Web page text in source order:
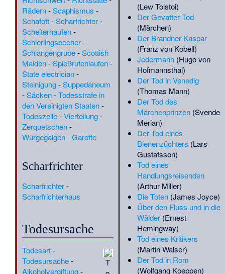
Salkind
·Arthur Ashe
Schahīd ath-Thānī·Asservat
Astiruwa·Attaphol
Buspakom·Auferstehung·
August Lenz (Bankier)·
August Sieghardt·August
von Verschuer·Auguste de
Saint-Hilaire·Augustin Xavier
·Avichai Rontzki
Aziz Nesin·Aššur-mutakkil
Balthasar Stolberg·Bartol
Beibulat Taimijew
Benedikt Kuner·Bernardino
·Bernardino della
·Bernardo Soto Alfaro
Bernd Wolf (Maler)
Bernhard Hempel·Bernhard
Lakebrink·Berta von
Arnsberg·Bertha Schulze ·
Bertha von Morvois·Berthold
Deimling·Berthold I.
(Breisgau)·Berthold Otto
Berthold Stokvis· Beryl
Penrose·Birgit Åkesson
Bjǫrn Ásbrandsson ·
Bombenanschlag auf der
Rädern-Scaphismus -
Schafott-Scharfrichter-
Scheiterhaufen-
Schierlingsbecher-
Schlangengrube-Scottish
Maiden-Spießrutenlaufen-
State electrician-
Steinigung-Suppedaneum
-Säcken-Todesstrafe in
den Vereinigten Staaten-
Todeszelle-Vierteilung-
Zerquetschen-
Würgegalgen-Garotte
Scharfrichter
Scharfrichter-
Scharfrichterhaus
Todesursache
T
Todesart-
Todesursache-
Alkoholvergiftung-
(Lew Tolstoi)
Der Gevatter Tod
(Märchen)
Der Brandner Kaspar
(Franz von Kobell)
Jedermann(Hugo von
Hofmannsthal)
Der Tod in Venedig
(Thomas Mann)
Der Tod des
Märchenprinzen(Svende
Merian)
Der Tod eines
Bienenzüchters (Lars
Gustafsson)
Tod eines
Handlungsreisenden
(Arthur Miller)
Die Toten(James Joyce)
Über den Fluss und in die
Wälder(Ernest
Hemingway)
Tod eines Kritikers
(Martin Walser)
Der Tod in Rom
(Wolfgang Koeppen)